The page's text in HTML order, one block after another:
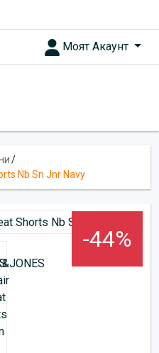
Моят Акаунт
/
Nb Sn Jnr Navy
-44%